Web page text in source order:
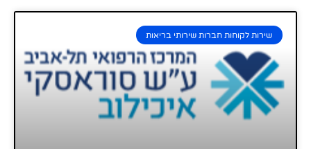
שירות לקוחות חברות שירותי בריאות